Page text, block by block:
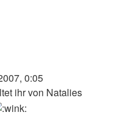
0:05
ihr von Natalies